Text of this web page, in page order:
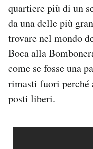
Regala il Post
Hai bisogno di
quartiere più di un
da una delle più
trovare nel mondo
Boca alla
come se fosse una
rimasti fuori perché
posti liberi.